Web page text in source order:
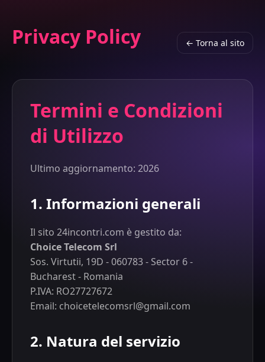
Privacy Policy ← Torna al sito
Termini e Condizioni
di Utilizzo
Ultimo aggiornamento: 2026
1. Informazioni generali
Il sito 24incontri.com è gestito da:
Choice Telecom Srl
Sos. Virtutii, 19D - 060783 - Sector 6 -
Bucharest - Romania
P.IVA: RO27727672
Email: choicetelecomsrl@gmail.com
2. Natura del servizio